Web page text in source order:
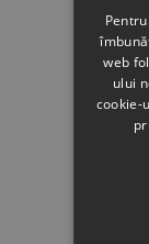
web
ului
cookie-